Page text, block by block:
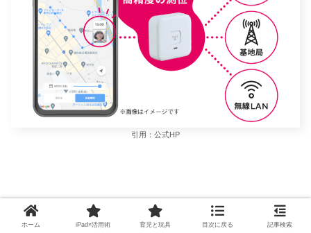
引用：公式HP
ホーム iPad×活用術 育児と玩具 目次に戻る 記事検索